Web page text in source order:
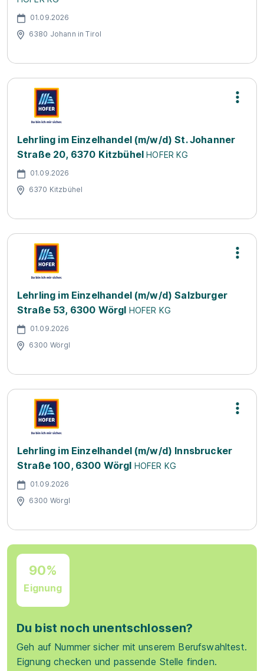
01.09.2026
6380 Johann in Tirol
Lehrling im Einzelhandel (m/w/d) St. Johanner
Straße 20, 6370 Kitzbühel HOFER KG
01.09.2026
6370 Kitzbühel
Lehrling im Einzelhandel (m/w/d) Salzburger
Straße 53, 6300 Wörgl HOFER KG
01.09.2026
6300 Wörgl
Lehrling im Einzelhandel (m/w/d) Innsbrucker
Straße 100, 6300 Wörgl HOFER KG
01.09.2026
6300 Wörgl
90%
Eignung
Du bist noch unentschlossen?
Geh auf Nummer sicher mit unserem Berufswahltest.
Eignung checken und passende Stelle finden.